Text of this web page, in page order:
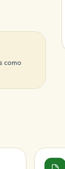
como